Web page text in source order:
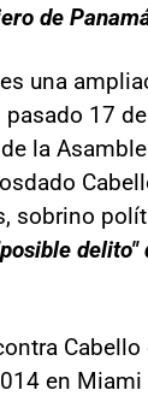
de
una
pasado 17
la
sobrino
delito"
en Miami